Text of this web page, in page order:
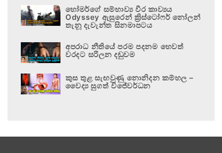
හෝමර්ගේ සම්භාව්‍ය වීර කාව්‍යය
Odyssey ඇසුරෙන් ක්‍රිස්ටෝෆර් නෝලන්
තැනූ දැවැන්ත සිනමාපටය
අපරාධ නීතියේ පරම පදනම හෙවත්
වරදට සරිලන දඬුවම
කුස තුළ සැඟවුණු නොනිදන කම්හල –
වෛද්‍ය සුගත් විජේවර්ධන